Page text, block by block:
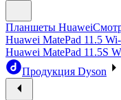
Планшеты Huawei
Huawei MatePad 11.5
Huawei MatePad 11.5S
Продукция Dyson